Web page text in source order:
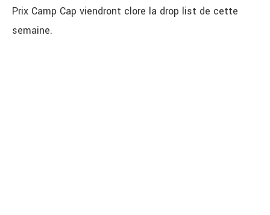
Prix Camp Cap viendront clore la drop list de cette
semaine.